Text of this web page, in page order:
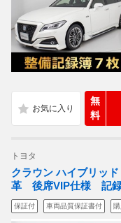
無
料
トヨタ
クラウン ハイブリッ
革 後席VIP仕様 記
保証付 車両品質保証書付